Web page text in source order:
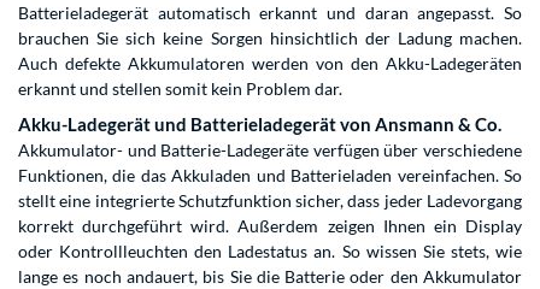
Batterieladegerät automatisch erkannt und daran angepasst. So
brauchen Sie sich keine Sorgen hinsichtlich der Ladung machen.
Auch defekte Akkumulatoren werden von den Akku-Ladegeräten
erkannt und stellen somit kein Problem dar.
Akku-Ladegerät und Batterieladegerät von Ansmann & Co.
Akkumulator- und Batterie-Ladegeräte verfügen über verschiedene
Funktionen, die das Akkuladen und Batterieladen vereinfachen. So
stellt eine integrierte Schutzfunktion sicher, dass jeder Ladevorgang
korrekt durchgeführt wird. Außerdem zeigen Ihnen ein Display
oder Kontrollleuchten den Ladestatus an. So wissen Sie stets, wie
lange es noch andauert, bis Sie die Batterie oder den Akkumulator